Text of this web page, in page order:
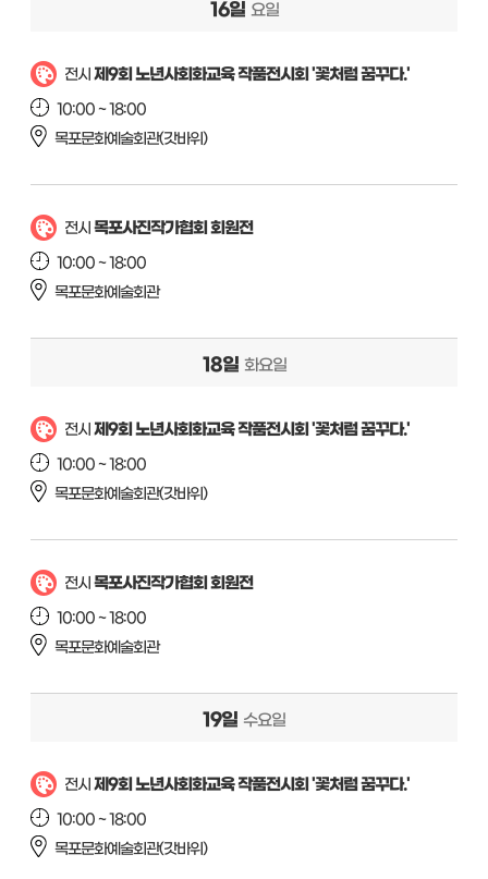
16일 요일
전시 제9회 노년사회화교육 작품전시회 '꽃처럼 꿈꾸다.'
10:00 ~ 18:00
목포문화예술회관(갓바위)
전시 목포사진작가협회 회원전
10:00 ~ 18:00
목포문화예술회관
18일 화요일
전시 제9회 노년사회화교육 작품전시회 '꽃처럼 꿈꾸다.'
10:00 ~ 18:00
목포문화예술회관(갓바위)
전시 목포사진작가협회 회원전
10:00 ~ 18:00
목포문화예술회관
19일 수요일
전시 제9회 노년사회화교육 작품전시회 '꽃처럼 꿈꾸다.'
10:00 ~ 18:00
목포문화예술회관(갓바위)